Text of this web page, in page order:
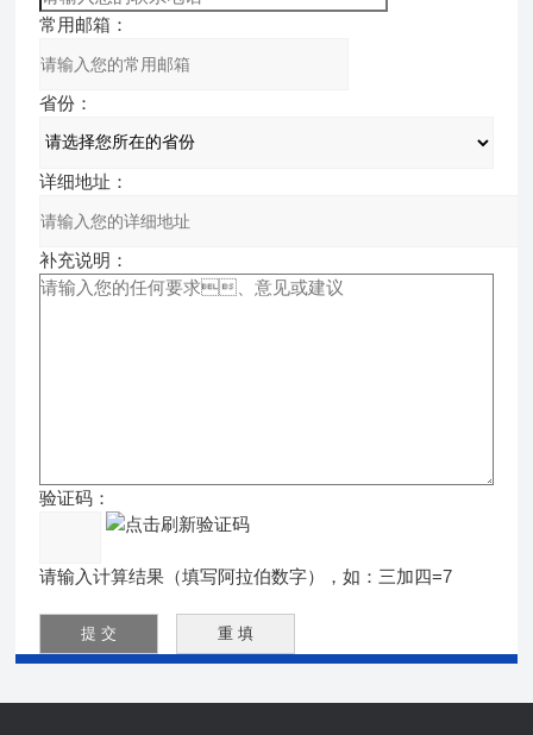
常用邮箱：
省份：
详细地址：
补充说明：
验证码：
请输入计算结果（填写阿拉伯数字），如：三加四=7